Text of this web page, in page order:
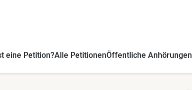
eine Petition?Alle PetitionenÖffentliche Anhörungen